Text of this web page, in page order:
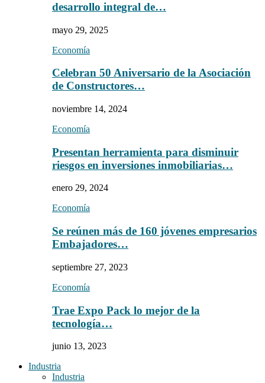
desarrollo integral de…
mayo 29, 2025
Economía
Celebran 50 Aniversario de la Asociación
de Constructores…
noviembre 14, 2024
Economía
Presentan herramienta para disminuir
riesgos en inversiones inmobiliarias…
enero 29, 2024
Economía
Se reúnen más de 160 jóvenes empresarios
Embajadores…
septiembre 27, 2023
Economía
Trae Expo Pack lo mejor de la
tecnología…
junio 13, 2023
Industria
Industria